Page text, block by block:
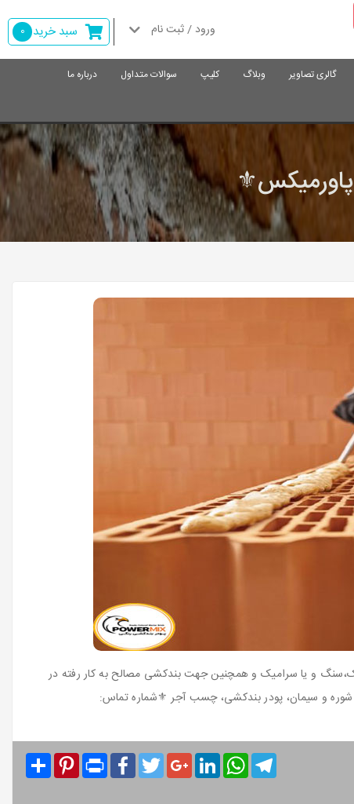
سبد خرید 0 ورود / ثبت نام
گالری تصاویر وبلاگ کلیپ سوالات متداول
درباره ما
و یا سرامیک و همچنین جهت بندکشی مصالح به کار رفته در
شوره و سیمان، پودر بندکشی، چسب آجر ⚜️شماره تماس:
SharePinterest Print
FacebookTwitterGoogle+LinkedInWhatsAppTelegram